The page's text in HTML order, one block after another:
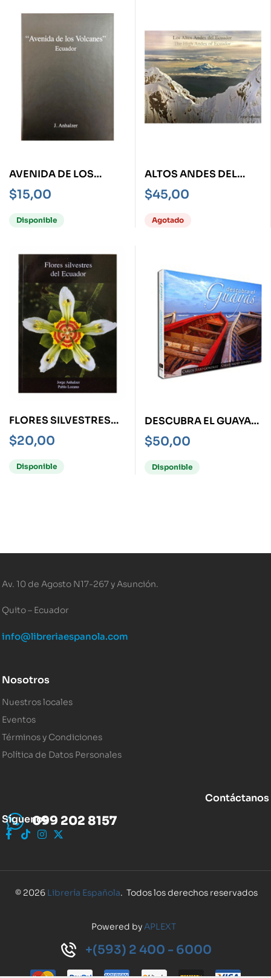
AVENIDA DE LOS
VOLCANES ECUADOR
$15,00
Disponible
ALTOS ANDES DEL
ECUADOR, LOS. -
BILLINGÜE-
$45,00
Agotado
FLORES SILVESTRES
DEL ECUADOR -RUST-
$20,00
Disponible
DESCUBRA EL GUAYAS
-TD-
$50,00
Disponible
Av. 10 de Agosto N17-267 y Asunción.
Quito – Ecuador
info@libreriaespanola.com
Nosotros
Nuestros locales
Eventos
Términos y Condiciones
Política de Datos Personales
Contáctanos
099 202 8157
Síguenos
© 2026 Librería Española. Todos los derechos reservados
Powered byAPLEXT
+(593) 2 400 - 6000